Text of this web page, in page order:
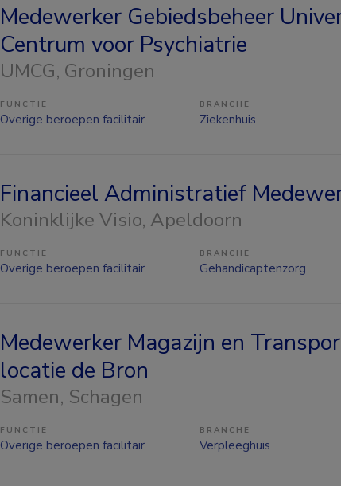
Medewerker Gebiedsbeheer
Centrum voor Psychiatrie
UMCG, Groningen
FUNCTIE
Overige beroepen facilitair
BRANCHE
Ziekenhuis
Financieel Administratief
Koninklijke Visio, Apeldoorn
FUNCTIE
Overige beroepen facilitair
BRANCHE
Gehandicaptenzorg
Medewerker Magazijn en
locatie de Bron
Samen, Schagen
FUNCTIE
Overige beroepen facilitair
BRANCHE
Verpleeghuis